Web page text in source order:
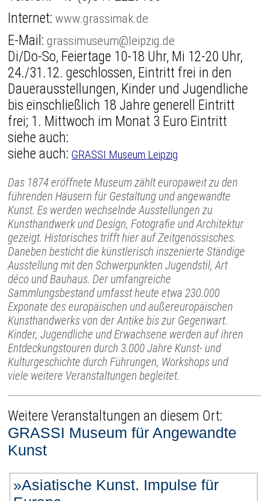
Internet:www.grassimak.de
E-Mail:grassimuseum@leipzig.de
Di/Do-So, Feiertage 10-18 Uhr, Mi 12-20 Uhr,
24./31.12. geschlossen, Eintritt frei in den
Dauerausstellungen, Kinder und Jugendliche
bis einschließlich 18 Jahre generell Eintritt
frei; 1. Mittwoch im Monat 3 Euro Eintritt
siehe auch:
siehe auch:GRASSI Museum Leipzig
Das 1874 eröffnete Museum zählt europaweit zu den
führenden Häusern für Gestaltung und angewandte
Kunst. Es werden wechselnde Ausstellungen zu
Kunsthandwerk und Design, Fotografie und Architektur
gezeigt. Historisches trifft hier auf Zeitgenössisches.
Daneben besticht die künstlerisch inszenierte Ständige
Ausstellung mit den Schwerpunkten Jugendstil, Art
déco und Bauhaus. Der umfangreiche
Sammlungsbestand umfasst heute etwa 230.000
Exponate des europäischen und außereuropäischen
Kunsthandwerks von der Antike bis zur Gegenwart.
Kinder, Jugendliche und Erwachsene werden auf ihren
Entdeckungstouren durch 3.000 Jahre Kunst- und
Kulturgeschichte durch Führungen, Workshops und
viele weitere Veranstaltungen begleitet.
Weitere Veranstaltungen an diesem Ort:
GRASSI Museum für Angewandte
Kunst
»Asiatische Kunst. Impulse für